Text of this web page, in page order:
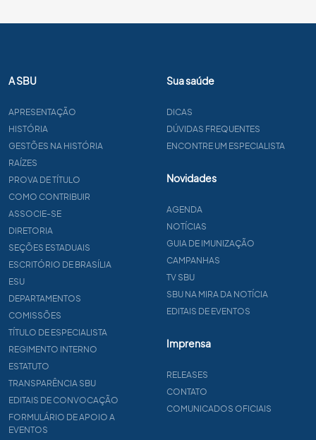
A SBU
APRESENTAÇÃO
HISTÓRIA
GESTÕES NA HISTÓRIA
RAÍZES
PROVA DE TÍTULO
COMO CONTRIBUIR
ASSOCIE-SE
DIRETORIA
SEÇÕES ESTADUAIS
ESCRITÓRIO DE BRASÍLIA
ESU
DEPARTAMENTOS
COMISSÕES
TÍTULO DE ESPECIALISTA
REGIMENTO INTERNO
ESTATUTO
TRANSPARÊNCIA SBU
EDITAIS DE CONVOCAÇÃO
FORMULÁRIO DE APOIO A
EVENTOS
Sua saúde
DICAS
DÚVIDAS FREQUENTES
ENCONTRE UM ESPECIALISTA
Novidades
AGENDA
NOTÍCIAS
GUIA DE IMUNIZAÇÃO
CAMPANHAS
TV SBU
SBU NA MIRA DA NOTÍCIA
EDITAIS DE EVENTOS
Imprensa
RELEASES
CONTATO
COMUNICADOS OFICIAIS